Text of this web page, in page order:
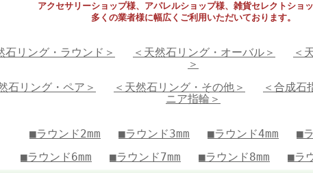
アクセサリーショップ様、アパレルショップ様、雑貨セレクトショ
多くの業者様に幅広くご利用いただいております。
石リング・ラウンド＞ ＜天然石リング・オーバル＞
＜
＞
石リング・ペア＞
＜天然石リング・その他＞ ＜合成石
ニア指輪＞
■ラウンド2mm ■ラウンド3mm ■ラウンド4mm
■
■ラウンド6mm
■ラウンド7mm ■ラウンド8mm ■ラ